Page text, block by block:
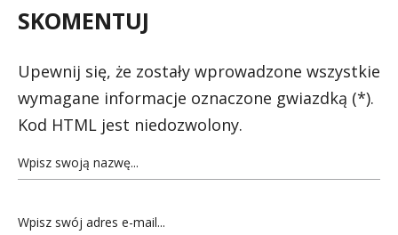
SKOMENTUJ
Upewnij się, że zostały wprowadzone wszystkie
wymagane informacje oznaczone gwiazdką (*).
Kod HTML jest niedozwolony.